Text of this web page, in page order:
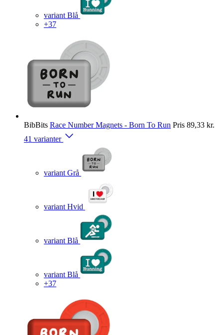
variant Blå
+37
BibBits Race Number Magnets - Born To Run Pris 89,33 kr.
41 varianter
variant Grå
variant Hvid
variant Blå
variant Blå
+37